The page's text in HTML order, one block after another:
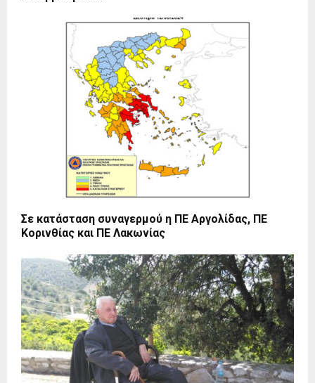
Σε κατάσταση συναγερμού η ΠΕ Αργολίδας, ΠΕ
Κορινθίας και ΠΕ Λακωνίας